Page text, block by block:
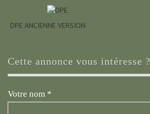
DPE ANCIENNE VERSION
cette annonce vous intéresse ?
Votre nom *